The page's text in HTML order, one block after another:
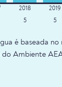
5 5
é baseada
do Ambiente